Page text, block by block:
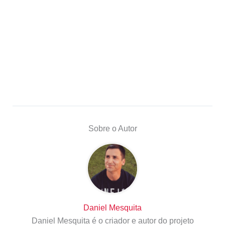
Sobre o Autor
Daniel Mesquita
Daniel Mesquita é o criador e autor do projeto